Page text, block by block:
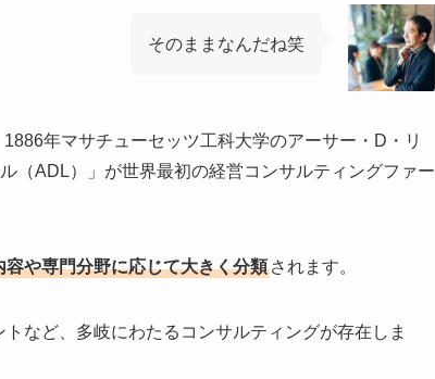
そのままなんだね笑
年マサチューセッツ工科大学のアーサー・D・リ
（ADL）」が世界最初の経営コンサルティングファー
容や専門分野に応じて大きく分類 されます。
など、多岐にわたるコンサルティングが存在しま